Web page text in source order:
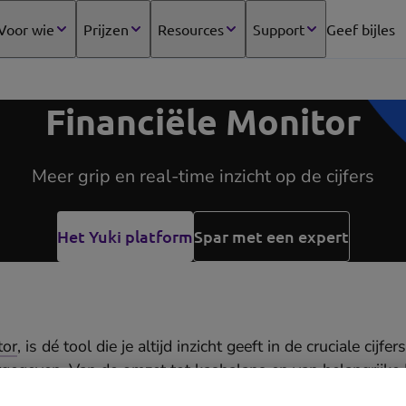
wie Prijzen Resources Support Geef bijles
(opens
tab)
Financiële Monitor
Meer grip en real-time inzicht op de cijfers
Het Yuki platformSpar met een expert
, is dé tool die je altijd inzicht geeft in de cruciale
Van de omzet tot kasbalans en van belangrijke
deze feature biedt jou de grip die je nodig hebt,